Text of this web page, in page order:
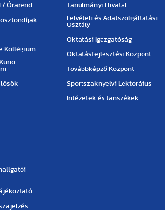
/ Órarend
Kollégium
Tanulmányi Hivatal
Felvételi és Adatszolgáltatási
Osztály
Oktatási Igazgatóság
Oktatásfejlesztési Központ
Továbbképző Központ
Sportszaknyelvi Lektorátus
Intézetek és tanszékek